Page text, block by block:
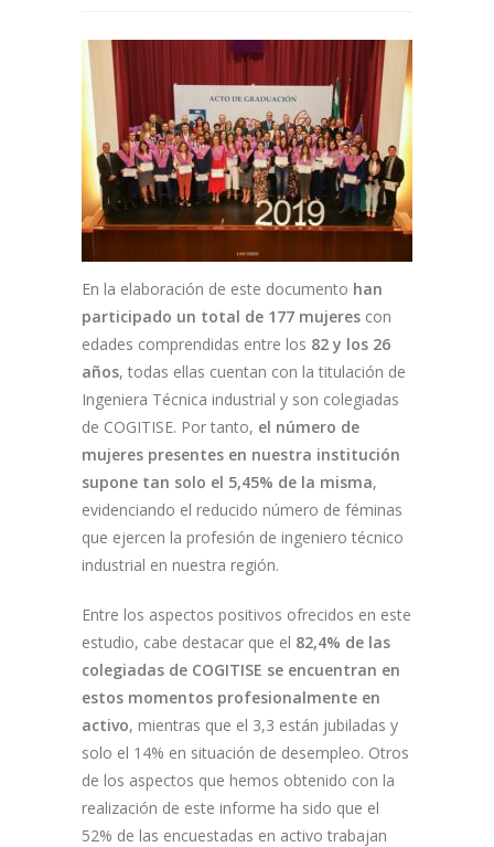
En la elaboración de este documento han
participado un total de 177 mujeres con
edades comprendidas entre los 82 y los 26
años, todas ellas cuentan con la titulación de
Ingeniera Técnica industrial y son colegiadas
de COGITISE. Por tanto, el número de
mujeres presentes en nuestra institución
supone tan solo el 5,45% de la misma,
evidenciando el reducido número de féminas
que ejercen la profesión de ingeniero técnico
industrial en nuestra región.
Entre los aspectos positivos ofrecidos en este
estudio, cabe destacar que el 82,4% de las
colegiadas de COGITISE se encuentran en
estos momentos profesionalmente en
activo, mientras que el 3,3 están jubiladas y
solo el 14% en situación de desempleo. Otros
de los aspectos que hemos obtenido con la
realización de este informe ha sido que el
52% de las encuestadas en activo trabajan